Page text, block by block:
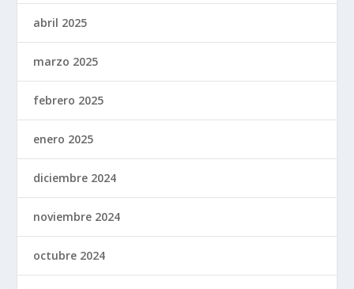
abril 2025
marzo 2025
febrero 2025
enero 2025
diciembre 2024
noviembre 2024
octubre 2024